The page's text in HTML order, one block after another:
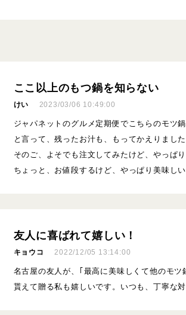
ここ以上のもつ鍋を知らない
けい 2023/03/06 10:49:00
ジャパネットのグルメ定期便でこちらのモツ
と言って、残ったお汁も、もってかえりました
そのご、よそでも注文してみたけど、やっぱ
ちょっと、お値段するけど、やっぱり美味しい
友人に喜ばれて嬉しい！
キョウコ 2022/12/05 13:14:00
名古屋の友人が、｢最高に美味しくて他のモ
貰えて贈る私も嬉しいです。いつも、丁寧な